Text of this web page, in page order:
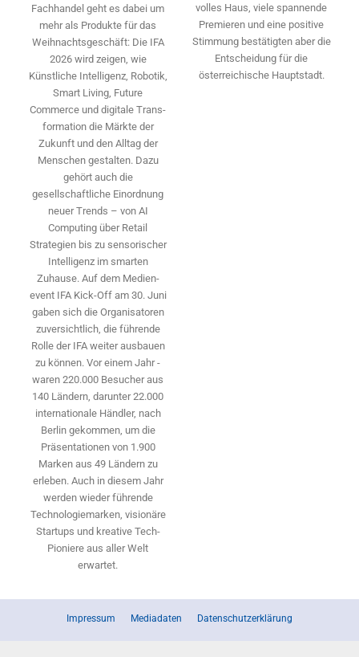
Fachhandel geht es dabei um
mehr als Produkte für das
Weihnachtsgeschäft: Die IFA
2026 wird ­zeigen, wie
Künstliche Intelligenz, Robotik,
Smart Living, Future
Commerce und digitale Trans­
formation die Märkte der
Zukunft und den Alltag der
Menschen gestalten. Dazu
gehört auch die
gesellschaftliche Einordnung
neuer Trends – von AI
Computing über Retail
Strategien bis zu sensorischer
Intelligenz im smarten
Zuhause. Auf dem Medien­
event IFA Kick-Off am 30. Juni
gaben sich die Organisatoren
zuversichtlich, die führende
Rolle der IFA weiter ausbauen
zu können. Vor einem Jahr ­
waren 220.000 Besucher aus
140 ­Ländern, ­darunter 22.000
internationale Händler, nach
Berlin gekommen, um die
Präsen­tationen von 1.900
Marken aus 49 Ländern zu
erleben. Auch in diesem Jahr
werden wieder führende
Technologiemarken, visionäre
Startups und ­kreative Tech-
Pioniere aus aller Welt
erwartet.
volles Haus, viele spannende
Premieren und eine positive
Stimmung bestätigten aber die
Entscheidung für die
österreichische Hauptstadt.
Impressum Mediadaten Datenschutzerklärung